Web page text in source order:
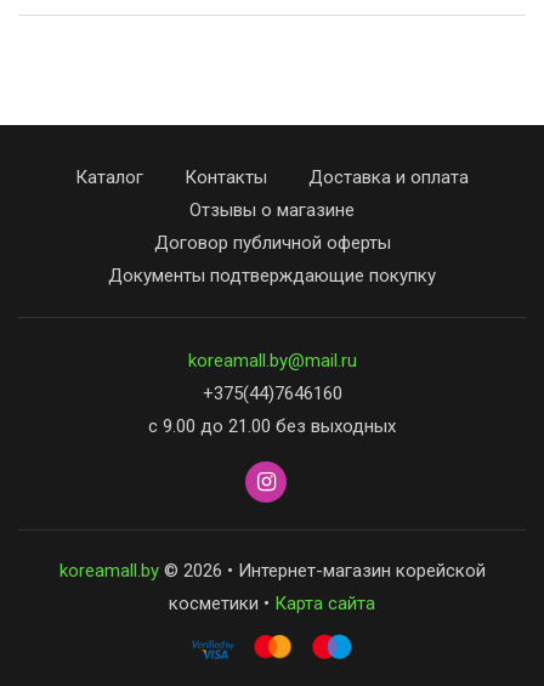
Каталог Контакты
Доставка и оплата
Отзывы о магазине
Договор публичной оферты
Документы подтверждающие покупку
koreamall.by@mail.ru
+375(44)7646160
с 9.00 до 21.00 без выходных
koreamall.by© 2026 • Интернет-магазин корейской
косметики • Карта сайта